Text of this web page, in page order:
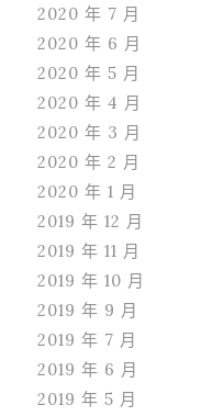
2020 年 7 月
2020 年 6 月
2020 年 5 月
2020 年 4 月
2020 年 3 月
2020 年 2 月
2020 年 1 月
2019 年 12 月
2019 年 11 月
2019 年 10 月
2019 年 9 月
2019 年 7 月
2019 年 6 月
2019 年 5 月